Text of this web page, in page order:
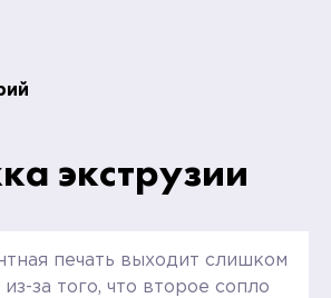
экструзии
печать выходит слишком
за того, что второе сопло